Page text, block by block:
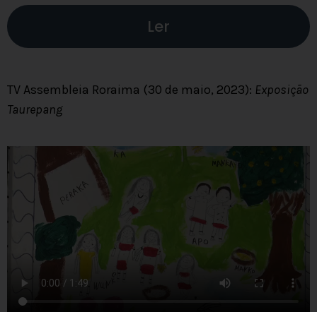
Ler
TV Assembleia Roraima (30 de maio, 2023): Exposição
Taurepang